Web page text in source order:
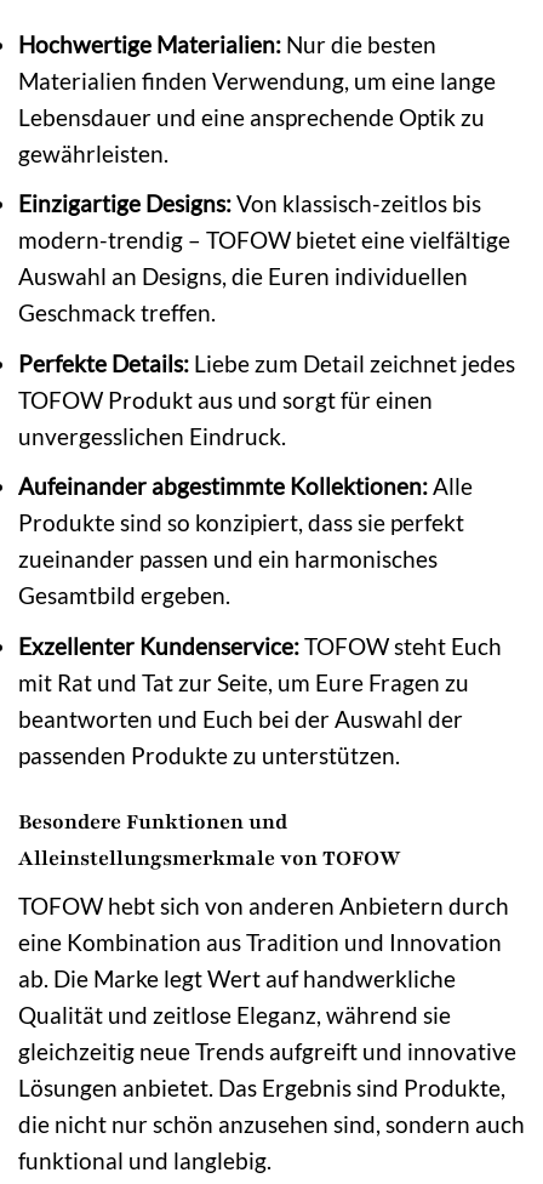
Hochwertige Materialien: Nur die besten
Materialien finden Verwendung, um eine lange
Lebensdauer und eine ansprechende Optik zu
gewährleisten.
Einzigartige Designs:Von klassisch-zeitlos bis
modern-trendig – TOFOW bietet eine vielfältige
Auswahl an Designs, die Euren individuellen
Geschmack treffen.
Perfekte Details: Liebe zum Detail zeichnet jedes
TOFOW Produkt aus und sorgt für einen
unvergesslichen Eindruck.
Aufeinander abgestimmte Kollektionen:Alle
Produkte sind so konzipiert, dass sie perfekt
zueinander passen und ein harmonisches
Gesamtbild ergeben.
Exzellenter Kundenservice:TOFOW steht Euch
mit Rat und Tat zur Seite, um Eure Fragen zu
beantworten und Euch bei der Auswahl der
passenden Produkte zu unterstützen.
Besondere Funktionen und
Alleinstellungsmerkmale von TOFOW
TOFOW hebt sich von anderen Anbietern durch
eine Kombination aus Tradition und Innovation
ab. Die Marke legt Wert auf handwerkliche
Qualität und zeitlose Eleganz, während sie
gleichzeitig neue Trends aufgreift und innovative
Lösungen anbietet. Das Ergebnis sind Produkte,
die nicht nur schön anzusehen sind, sondern auch
funktional und langlebig.